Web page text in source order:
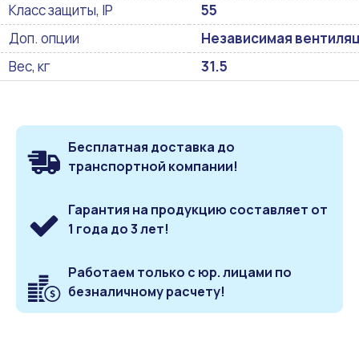
Класс защиты, IP
55
Доп. опции
Независимая
Вес, кг
31.5
Бесплатная доставка до
транспортной компании!
Гарантия на продукцию составляет от
1 года до 3 лет!
Работаем только с юр. лицами по
безналичному расчету!